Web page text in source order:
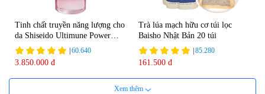
Tinh chất truyền năng lượng cho
da Shiseido Ultimune Power
75ml
60.640
3.850.000 đ
Trà lúa mạch hữu cơ túi lọc
Baisho Nhật Bản 20 túi
85.280
161.500 đ
Xem thêm